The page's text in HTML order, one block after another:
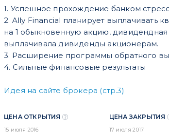
1. Успешное прохождение банком
2. Ally Financial планирует выплачивать
на 1 обыкновенную акцию, дивидендная
выплачивала дивиденды акционерам.
3. Расширение программы обратного
4. Сильные финансовые результаты
Идея на сайте брокера (стр.3)
ЦЕНА ОТКРЫТИЯ
15 июля 2016
ЦЕНА ЗАКРЫТИЯ
17 июля 2017